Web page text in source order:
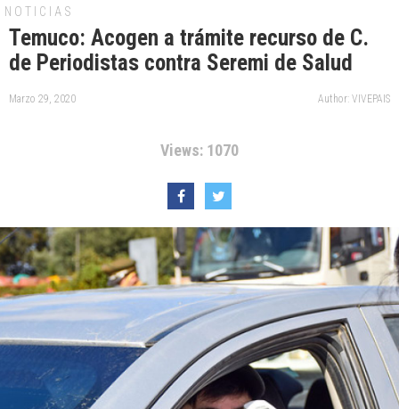
NOTICIAS
Temuco: Acogen a trámite recurso de C.
de Periodistas contra Seremi de Salud
Marzo 29, 2020 Author: VIVEPAIS
Views: 1070